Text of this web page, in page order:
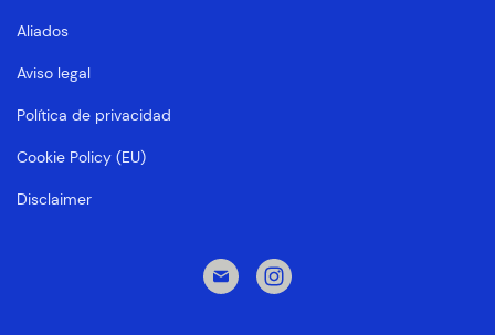
Aliados
Aviso legal
Política de privacidad
Cookie Policy (EU)
Disclaimer